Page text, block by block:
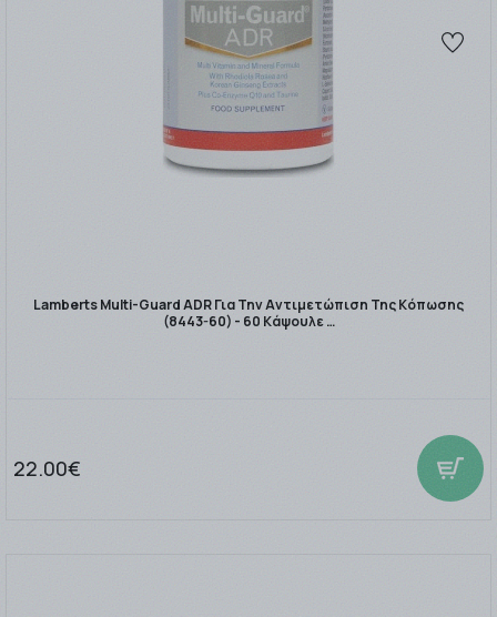
Lamberts Multi-Guard ADR Για Την Αντιμετώπιση Της Κόπωσης
(8443-60) - 60 Κάψουλε …
22.00€